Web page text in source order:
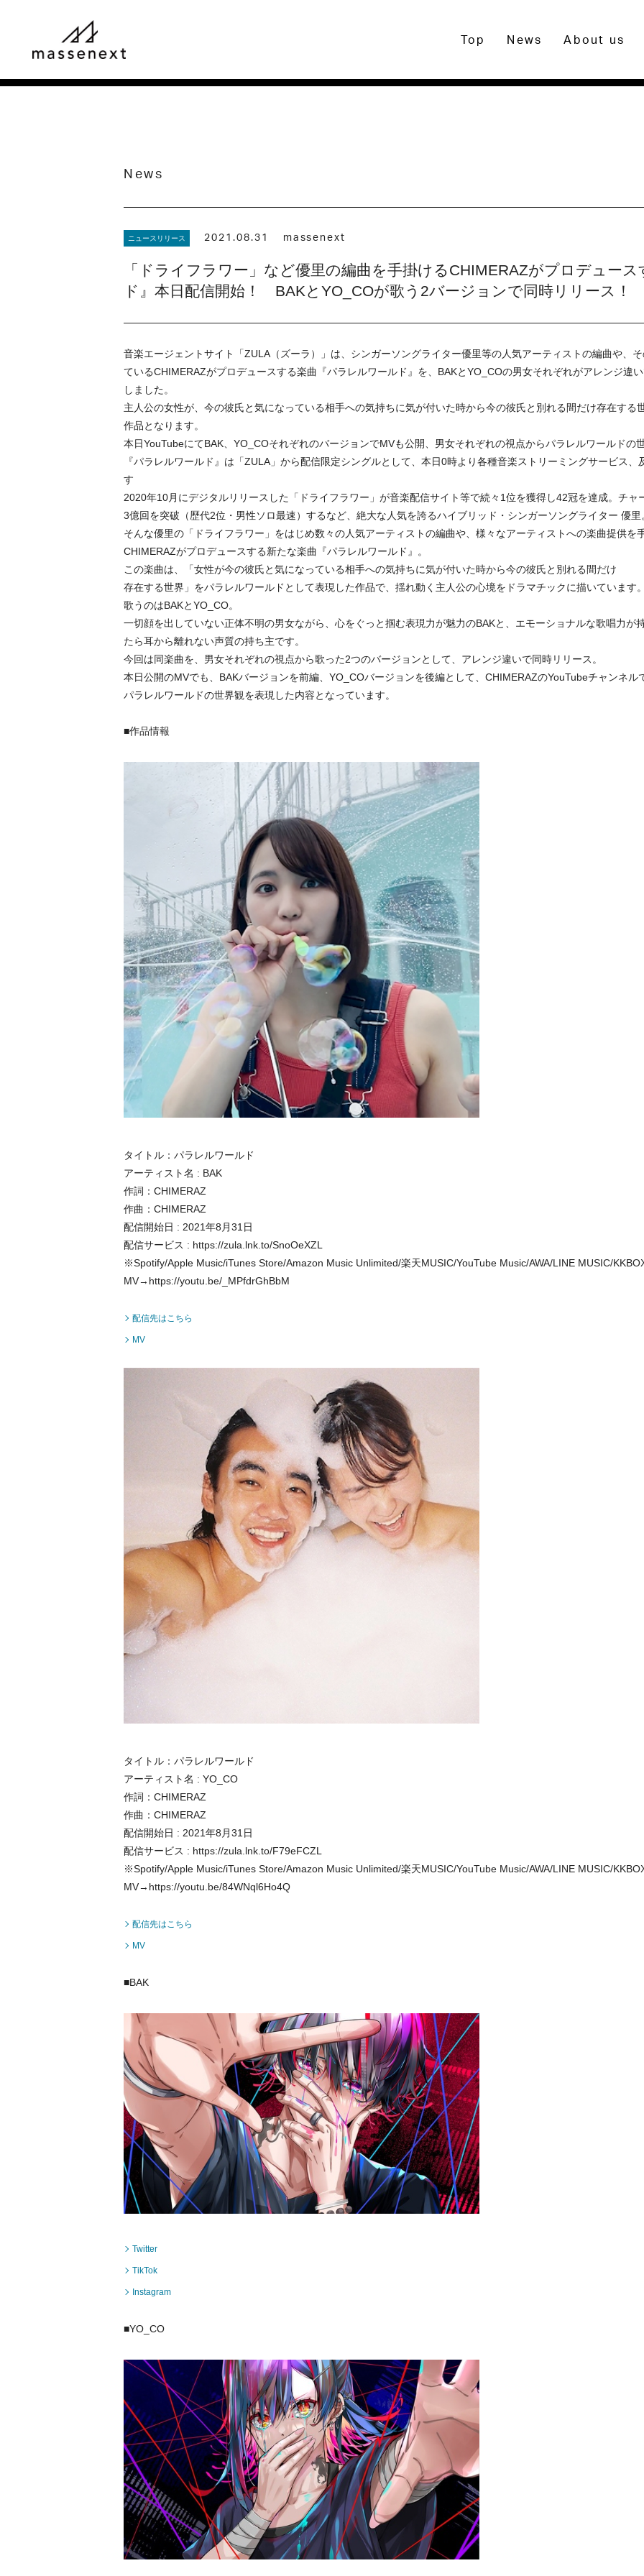
Top News About us
News
ニュースリリース 2021.08.31 massenext
「ドライフラワー」など優里の編曲を手掛けるCHIMERAZがプロデュー
ド』本日配信開始！ BAKとYO_COが歌う2バージョンで同時リリース！
音楽エージェントサイト「ZULA（ズーラ）」は、シンガーソングライター優里等の人気アーティストの編曲や、
ているCHIMERAZがプロデュースする楽曲『パラレルワールド』を、BAKとYO_COの男女それぞれがアレンジ違
しました。
主人公の女性が、今の彼氏と気になっている相手への気持ちに気が付いた時から今の彼氏と別れる間だけ存在する
作品となります。
本日YouTubeにてBAK、YO_COそれぞれのバージョンでMVも公開、男女それぞれの視点からパラレルワールドの
『パラレルワールド』は「ZULA」から配信限定シングルとして、本日0時より各種音楽ストリーミングサービス
す
2020年10月にデジタルリリースした「ドライフラワー」が音楽配信サイト等で続々1位を獲得し42冠を達成。チ
3億回を突破（歴代2位・男性ソロ最速）するなど、絶大な人気を誇るハイブリッド・シンガーソングライター 優里
そんな優里の「ドライフラワー」をはじめ数々の人気アーティストの編曲や、様々なアーティストへの楽曲提供を
CHIMERAZがプロデュースする新たな楽曲『パラレルワールド』。
この楽曲は、「女性が今の彼氏と気になっている相手への気持ちに気が付いた時から今の彼氏と別れる間だけ
存在する世界」をパラレルワールドとして表現した作品で、揺れ動く主人公の心境をドラマチックに描いています。
歌うのはBAKとYO_CO。
一切顔を出していない正体不明の男女ながら、心をぐっと掴む表現力が魅力のBAKと、エモーショナルな歌唱力が
たら耳から離れない声質の持ち主です。
今回は同楽曲を、男女それぞれの視点から歌った2つのバージョンとして、アレンジ違いで同時リリース。
本日公開のMVでも、BAKバージョンを前編、YO_COバージョンを後編として、CHIMERAZのYouTubeチャンネル
パラレルワールドの世界観を表現した内容となっています。
■作品情報
タイトル：パラレルワールド
アーティスト名 : BAK
作詞：CHIMERAZ
作曲：CHIMERAZ
配信開始日 : 2021年8月31日
配信サービス : https://zula.lnk.to/SnoOeXZL
※Spotify/Apple Music/iTunes Store/Amazon Music Unlimited/楽天MUSIC/YouTube Music/AWA/LINE MUSIC/
MV→https://youtu.be/_MPfdrGhBbM
配信先はこちら
MV
タイトル：パラレルワールド
アーティスト名 : YO_CO
作詞：CHIMERAZ
作曲：CHIMERAZ
配信開始日 : 2021年8月31日
配信サービス : https://zula.lnk.to/F79eFCZL
※Spotify/Apple Music/iTunes Store/Amazon Music Unlimited/楽天MUSIC/YouTube Music/AWA/LINE MUSIC/
MV→https://youtu.be/84WNql6Ho4Q
配信先はこちら
MV
■BAK
Twitter
TikTok
Instagram
■YO_CO